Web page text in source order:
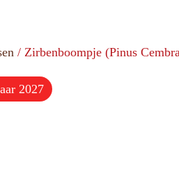
/ Zirbenboompje (Pinus
2027